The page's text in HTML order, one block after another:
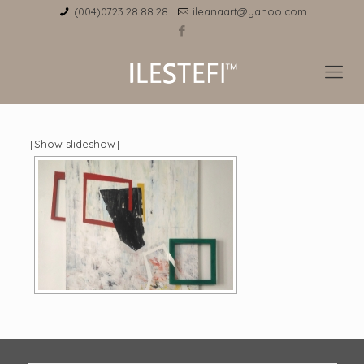
(004)0723.28.88.28 ileanaart@yahoo.com
[Show slideshow]